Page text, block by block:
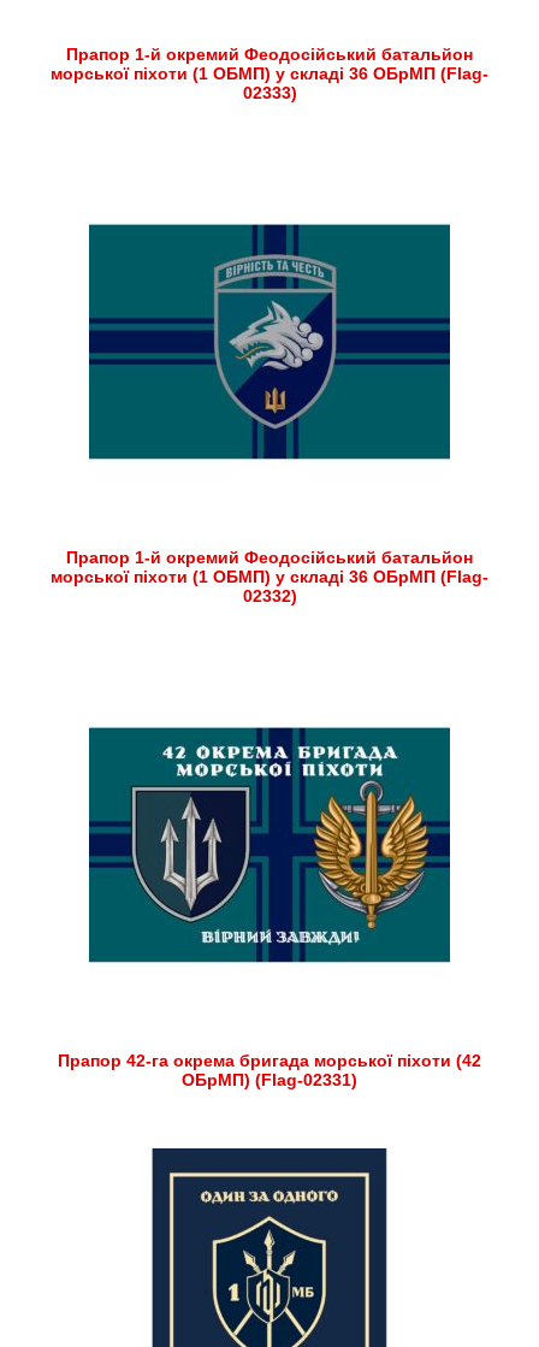
Прапор 1-й окремий Феодосійський батальйон
морської піхоти (1 ОБМП) у складі 36 ОБрМП (Flag-
02333)
Прапор 1-й окремий Феодосійський батальйон
морської піхоти (1 ОБМП) у складі 36 ОБрМП (Flag-
02332)
Прапор 42-га окрема бригада морської піхоти (42
ОБрМП) (Flag-02331)